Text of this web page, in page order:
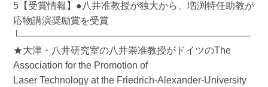
5【受賞情報】●八井准教授が独大から、増渕特任助教が
応物講演奨励賞を受賞
└───────────────────────────────────
★大津・八井研究室の八井崇准教授がドイツのThe
Association for the Promotion of
Laser Technology at the Friedrich-Alexander-University